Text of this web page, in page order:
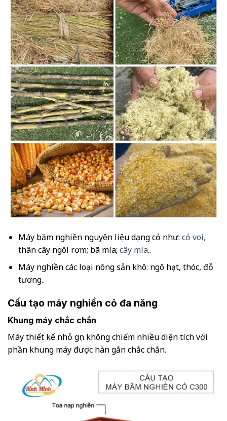
Máy băm nghiền nguyên liệu dạng cỏ như: cỏ voi,
thân cây ngôl rơm; bã mía; cây mía..
Máy nghiền các loại nông sản khô: ngô hạt, thóc, đỗ
tương..
Cấu tạo máy nghiền cỏ đa năng
Khung máy chắc chắn
Máy thiết kế nhỏ gọn không chiếm nhiều diện tích với
phần khung máy được hàn gắn chắc chắn.